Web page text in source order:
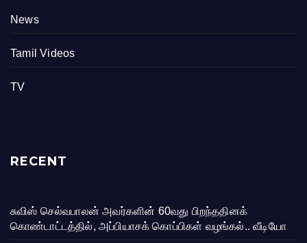
News
Tamil Videos
TV
RECENT
சுவிஸ் செல்வபாலன் அவர்களின் 60வது பிறந்ததினக்
கொண்டாட்டத்தில், அப்பியாசக் கொப்பிகள் வழங்கல்.. வீடியோ